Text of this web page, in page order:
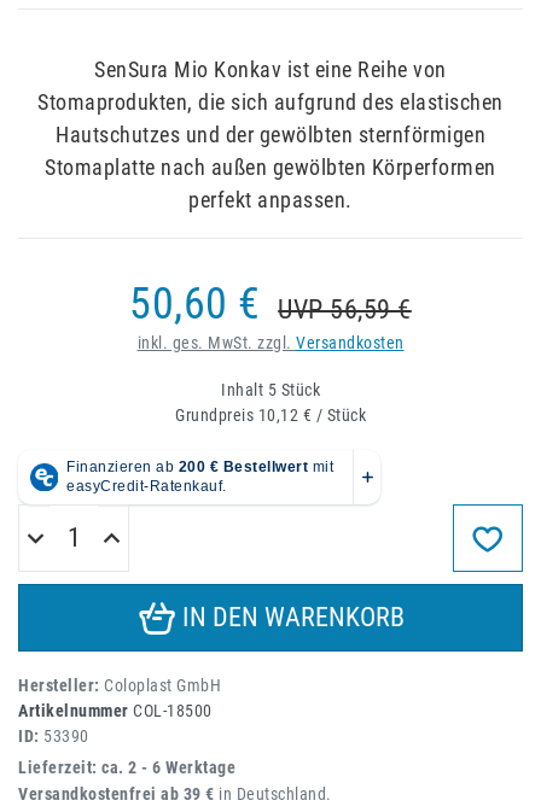
SenSura Mio Konkav ist eine Reihe von
Stomaprodukten, die sich aufgrund des elastischen
Hautschutzes und der gewölbten sternförmigen
Stomaplatte nach außen gewölbten Körperformen
perfekt anpassen.
50,60 € UVP 56,59 €
inkl. ges. MwSt. zzgl. Versandkosten
Inhalt 5 Stück
Grundpreis 10,12 € / Stück
IN DEN WARENKORB
Hersteller: Coloplast GmbH
Artikelnummer COL-18500
ID: 53390
Lieferzeit: ca. 2 - 6 Werktage
Versandkostenfrei ab 39 € in Deutschland.